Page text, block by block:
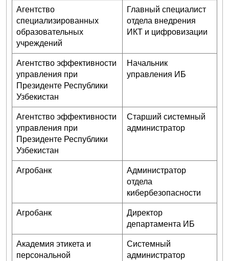
Агентство
специализированных
образовательных
учреждений
Главный специалист
отдела внедрения
ИКТ и цифровизации
Агентство эффективности
управления при
Президенте Республики
Узбекистан
Начальник
управления ИБ
Агентство эффективности
управления при
Президенте Республики
Узбекистан
Старший системный
администратор
Агробанк
Администратор
отдела
кибербезопасности
Агробанк
Директор
департамента ИБ
Академия этикета и
персональной
Системный
администратор